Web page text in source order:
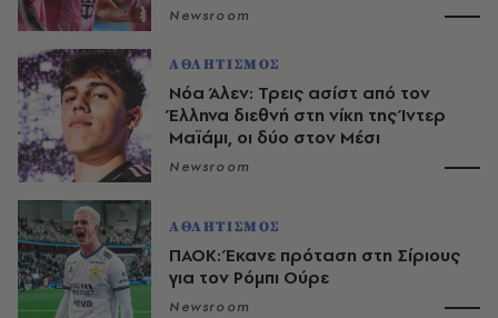
Newsroom
ΑΘΛΗΤΙΣΜΟΣ
Νόα Άλεν: Τρεις ασίστ από τον
Έλληνα διεθνή στη νίκη της Ίντερ
Μαϊάμι, οι δύο στον Μέσι
Newsroom
ΑΘΛΗΤΙΣΜΟΣ
ΠΑΟΚ: Έκανε πρόταση στη Σίριους
για τον Ρόμπι Ούρε
Newsroom